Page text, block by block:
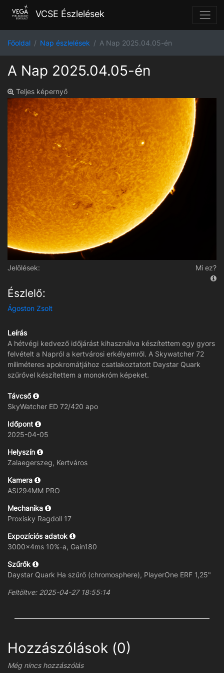
VCSE Észlelések
Főoldal Nap észlelések A Nap 2025.04.05-én
A Nap 2025.04.05-én
Teljes képernyő
Jelölések: Mi ez?
Észlelő:
Ágoston Zsolt
Leírás
A hétvégi kedvező időjárást kihasználva készítettem egy gyors
felvételt a Napról a kertvárosi erkélyemről. A Skywatcher 72
miliméteres apokromátjához csatlakoztatott Daystar Quark
szűrővel készítettem a monokróm képeket.
Távcső
SkyWatcher ED 72/420 apo
Időpont
2025-04-05
Helyszín
Zalaegerszeg, Kertváros
Kamera
ASI294MM PRO
Mechanika
Proxisky Ragdoll 17
Expozíciós adatok
3000x4ms 10%-a, Gain180
Szűrők
Daystar Quark Ha szűrő (chromosphere), PlayerOne ERF 1,25"
Feltöltve: 2025-04-27 18:55:14
Hozzászólások (0)
Még nincs hozzászólás